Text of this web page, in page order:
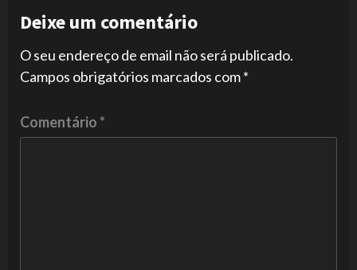
Deixe um comentário
O seu endereço de email não será publicado.
Campos obrigatórios marcados com*
Comentário*